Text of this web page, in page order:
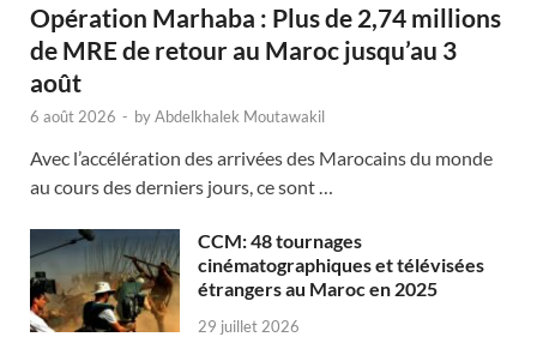
Opération Marhaba : Plus de 2,74 millions
de MRE de retour au Maroc jusqu’au 3
août
6 août 2026 - byAbdelkhalek Moutawakil
Avec l’accélération des arrivées des Marocains du monde
au cours des derniers jours, ce sont …
CCM: 48 tournages
cinématographiques et télévisées
étrangers au Maroc en 2025
29 juillet 2026